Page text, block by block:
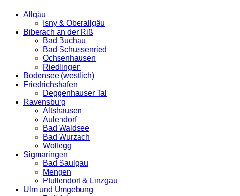
Allgäu
Isny & Oberallgäu
Biberach an der Riß
Bad Buchau
Bad Schussenried
Ochsenhausen
Riedlingen
Bodensee (westlich)
Friedrichshafen
Deggenhauser Tal
Ravensburg
Altshausen
Aulendorf
Bad Waldsee
Bad Wurzach
Wolfegg
Sigmaringen
Bad Saulgau
Mengen
Pfullendorf & Linzgau
Ulm und Umgebung